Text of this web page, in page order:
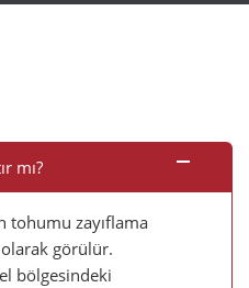
mı?
tohumu zayıflama
olarak görülür.
bölgesindeki